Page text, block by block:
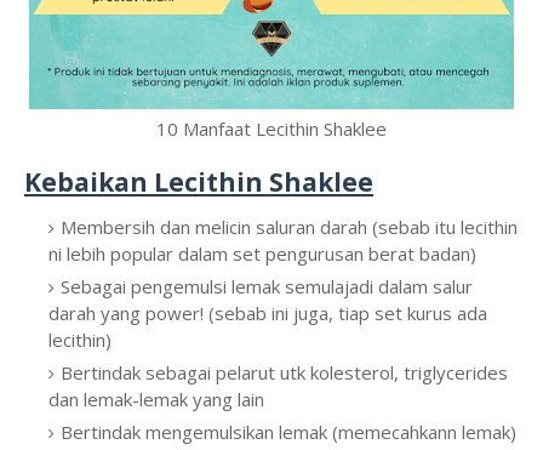
10 Manfaat Lecithin Shaklee
Kebaikan Lecithin Shaklee
Membersih dan melicin saluran darah (sebab itu lecithin
ni lebih popular dalam set pengurusan berat badan)
Sebagai pengemulsi lemak semulajadi dalam salur
darah yang power! (sebab ini juga, tiap set kurus ada
lecithin)
Bertindak sebagai pelarut utk kolesterol, triglycerides
dan lemak-lemak yang lain⁣
Bertindak mengemulsikan lemak (memecahkann lemak)⁣